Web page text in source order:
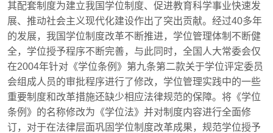
其配套制度为建立我国学位制度、促进教育科学事业快速发
展、推动社会主义现代化建设作出了突出贡献。经过40多年
的发展，我国学位制度改革不断推进，学位管理体制不断健
全，学位授予程序不断完善，与此同时，全国人大常委会仅
在2004年针对《学位条例》第九条第二款关于学位评定委员
会组成人员的审批程序进行了修改，学位管理实践中的一些
重要制度和改革措施还缺少相应法律规范的保障。将《学位
条例》的名称修改为《学位法》并对制度内容进行全面修
订，对于在法律层面巩固学位制度改革成果，规范学位授予